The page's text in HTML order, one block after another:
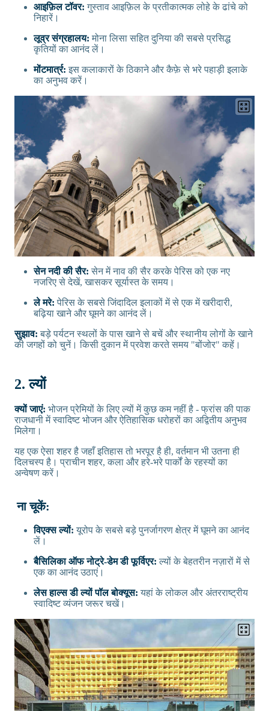
आइफ़िल टॉवर:गुस्ताव आइफ़िल के प्रतीकात्मक लोहे के ढांचे को
निहारें।
लूव्र संग्रहालय:मोना लिसा सहित दुनिया की सबसे प्रसिद्ध
कृतियों का आनंद लें।
मोंटमार्त्र: इस कलाकारों के ठिकाने और कैफ़े से भरे पहाड़ी इलाके
का अनुभव करें।
सेन नदी की सैर:सेन में नाव की सैर करके पेरिस को एक नए
नजरिए से देखें, खासकर सूर्यास्त के समय।
ले मरे:पेरिस के सबसे जिंदादिल इलाकों में से एक में खरीदारी,
बढ़िया खाने और घूमने का आनंद लें।
सुझाव: बड़े पर्यटन स्थलों के पास खाने से बचें और स्थानीय लोगों के खाने
की जगहों को चुनें। किसी दुकान में प्रवेश करते समय "बोंजोर" कहें।
2. ल्यों
क्यों जाएं: भोजन प्रेमियों के लिए ल्यों में कुछ कम नहीं है - फ्रांस की पाक
राजधानी में स्वादिष्ट भोजन और ऐतिहासिक धरोहरों का अद्वितीय अनुभव
मिलेगा।
यह एक ऐसा शहर है जहाँ इतिहास तो भरपूर है ही, वर्तमान भी उतना ही
दिलचस्प है। प्राचीन शहर, कला और हरे-भरे पार्कों के रहस्यों का
अन्वेषण करें।
ना चूकें:
विएक्स ल्यों:यूरोप के सबसे बड़े पुनर्जागरण क्षेत्र में घूमने का आनंद
लें।
बैसिलिका ऑफ नोट्रे-डेम डी फूर्विएर:ल्यों के बेहतरीन नज़ारों में से
एक का आनंद उठाएं।
लेस हाल्स डी ल्यों पॉल बोक्यूस: यहां के लोकल और अंतरराष्ट्रीय
स्वादिष्ट व्यंजन जरूर चखें।